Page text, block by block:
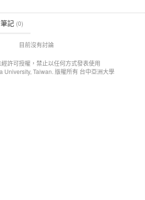
筆記 (0)
目前沒有討論
許可授權，禁止以任何方式發表使用
University, Taiwan. 版權所有 台中亞洲大學